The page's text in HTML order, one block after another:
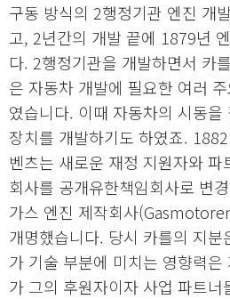
구동 방식의 2행정기관 엔진 개
고, 2년간의 개발 끝에 1879년
다. 2행정기관을 개발하면서 카
은 자동차 개발에 필요한 여러
였습니다. 이때 자동차의 시동
장치를 개발하기도 하였죠.
벤츠는 새로운 재정 지원자와
회사를 공개유한책임회사로 변
가스 엔진 제작회사
개명했습니다. 당시 카를의 지
가 기술 부분에 미치는 영향력
가 그의 후원자이자 사업 파트